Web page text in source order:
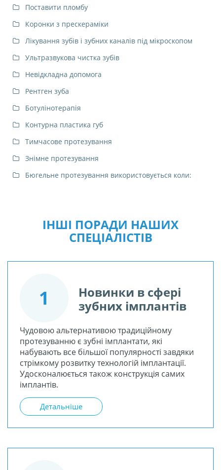
Поставити пломбу
Коронки з прескераміки
Лікування зубів і зубних каналів під мікроскопом
Ультразвукова чистка зубів
Невідкладна допомога
Рентген зуба
Ботулінотерапія
Контурна пластика губ
Тимчасове протезування
Знімне протезування
Бюгельне протезування використовується коли:
ІНШІ ПОРАДИ НАШИХ
СПЕЦІАЛІСТІВ
1
Новинки в сфері
зубних імплантів
Чудовою альтернативою традиційному
протезуванню є зубні імплантати, які
набувають все більшої популярності завдяки
стрімкому розвитку технологій імплантації.
Удосконалюється також конструкція самих
імплантів.
Детальніше